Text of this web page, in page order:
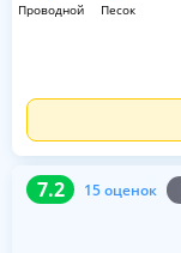
проводной песок
7.2 15 оценок
7.2 15 оценок